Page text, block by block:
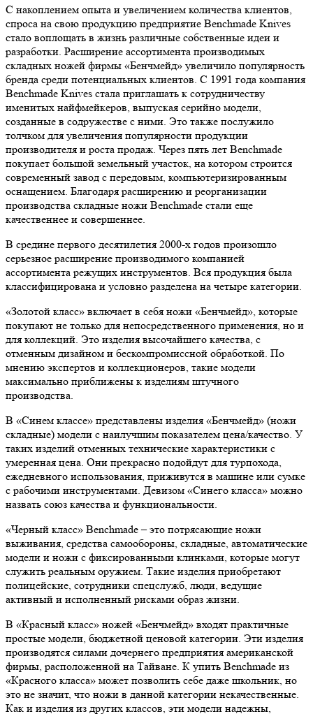
С накоплением опыта и увеличением количества клиентов,
спроса на свою продукцию предприятие Benchmade Knives
стало воплощать в жизнь различные собственные идеи и
разработки. Расширение ассортимента производимых
складных ножей фирмы «Бенчмейд» увеличило популярность
бренда среди потенциальных клиентов. С 1991 года компания
Benchmade Knives стала приглашать к сотрудничеству
именитых найфмейкеров, выпуская серийно модели,
созданные в содружестве с ними. Это также послужило
толчком для увеличения популярности продукции
производителя и роста продаж. Через пять лет Benchmade
покупает большой земельный участок, на котором строится
современный завод с передовым, компьютеризированным
оснащением. Благодаря расширению и реорганизации
производства складные ножи Benchmade стали еще
качественнее и совершеннее.
В средине первого десятилетия 2000-х годов произошло
серьезное расширение производимого компанией
ассортимента режущих инструментов. Вся продукция была
классифицирована и условно разделена на четыре категории.
«Золотой класс» включает в себя ножи «Бенчмейд», которые
покупают не только для непосредственного применения, но и
для коллекций. Это изделия высочайшего качества, с
отменным дизайном и бескомпромиссной обработкой. По
мнению экспертов и коллекционеров, такие модели
максимально приближены к изделиям штучного
производства.
В «Синем классе» представлены изделия «Бенчмейд» (ножи
складные) модели с наилучшим показателем цена/качество. У
таких изделий отменных технические характеристики с
умеренная цена. Они прекрасно подойдут для турпохода,
ежедневного использования, приживутся в машине или сумке
с рабочими инструментами. Девизом «Синего класса» можно
назвать союз качества и функциональности.
«Черный класс» Benchmade – это потрясающие ножи
выживания, средства самообороны, складные, автоматические
модели и ножи с фиксированными клинками, которые могут
служить реальным оружием. Такие изделия приобретают
полицейские, сотрудники спецслужб, люди, ведущие
активный и исполненный рисками образ жизни.
В «Красный класс» ножей «Бенчмейд» входят практичные
простые модели, бюджетной ценовой категории. Эти изделия
производятся силами дочернего предприятия американской
фирмы, расположенной на Тайване. К упить Benchmade из
«Красного класса» может позволить себе даже школьник, но
это не значит, что ножи в данной категории некачественные.
Как и изделия из других классов, эти модели надежны,